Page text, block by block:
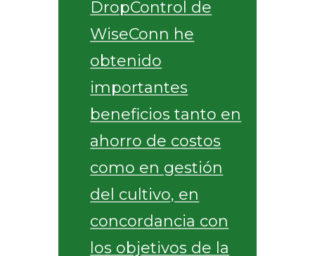
DropControl de
WiseConn he
obtenido
importantes
beneficios tanto en
ahorro de costos
como en gestión
del cultivo, en
concordancia con
los objetivos de la